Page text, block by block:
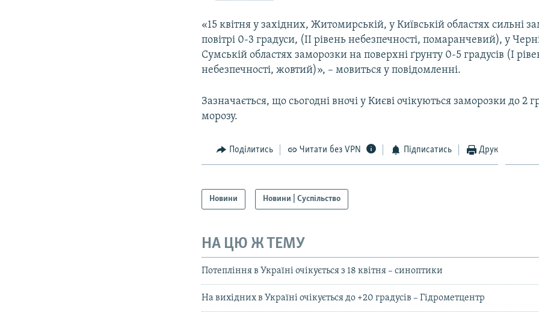
«15 квітня у західних, Житомирській, у Київській областях сильні
повітрі 0-3 градуси, (ІІ рівень небезпечності, помаранчевий), у
Сумській областях заморозки на поверхні ґрунту 0-5 градусів (І
небезпечності, жовтий)», – мовиться у повідомленні.
Зазначається, що сьогодні вночі у Києві очікуються заморозки до 2
морозу.
Поділитись Читати без VPN Підписатись Друк
Новини Новини | Суспільство
НА ЦЮ Ж ТЕМУ
Потепління в Україні очікується з 18 квітня – синоптики
На вихідних в Україні очікується до +20 градусів – Гідрометцентр